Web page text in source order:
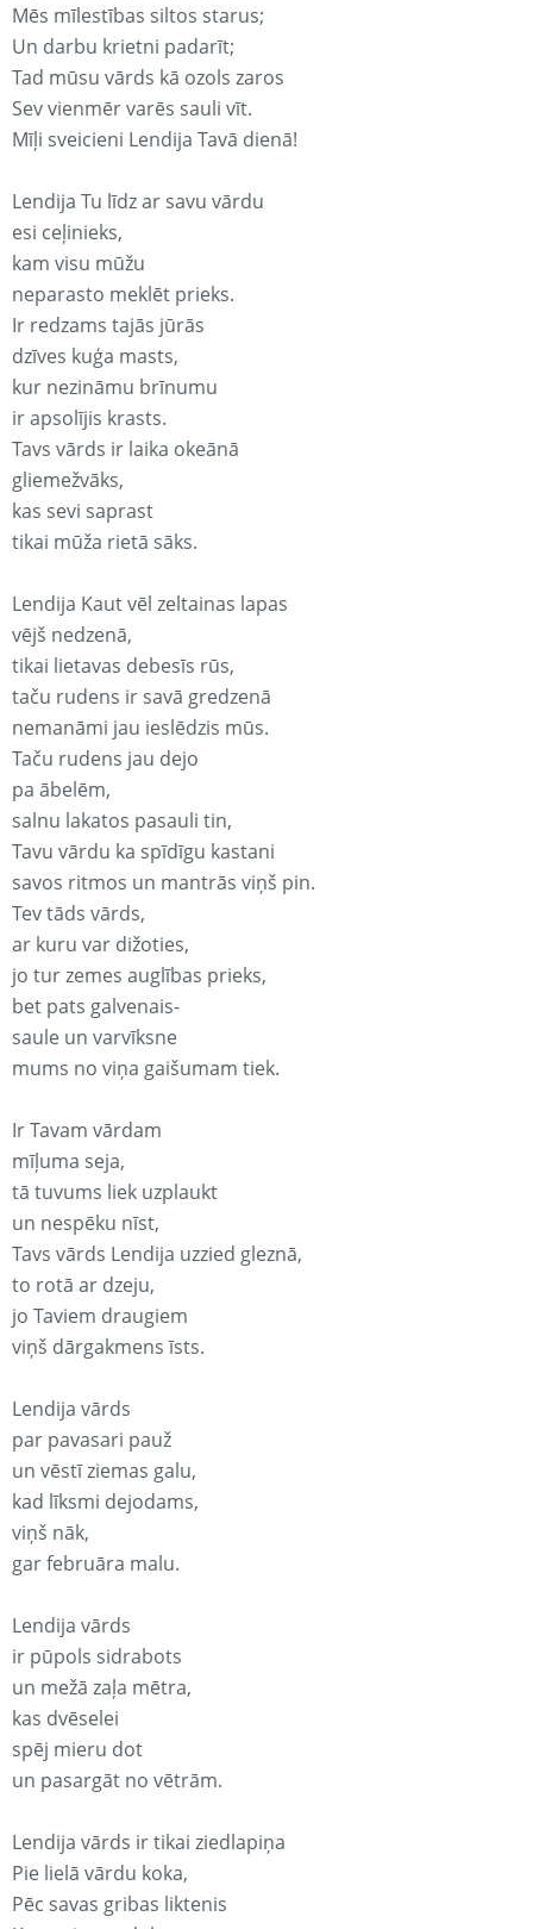
Mēs mīlestības siltos starus;
Un darbu krietni padarīt;
Tad mūsu vārds kā ozols zaros
Sev vienmēr varēs sauli vīt.
Mīļi sveicieni Lendija Tavā dienā!
Lendija Tu līdz ar savu vārdu
esi ceļinieks,
kam visu mūžu
neparasto meklēt prieks.
Ir redzams tajās jūrās
dzīves kuģa masts,
kur nezināmu brīnumu
ir apsolījis krasts.
Tavs vārds ir laika okeānā
gliemežvāks,
kas sevi saprast
tikai mūža rietā sāks.
Lendija Kaut vēl zeltainas lapas
vējš nedzenā,
tikai lietavas debesīs rūs,
taču rudens ir savā gredzenā
nemanāmi jau ieslēdzis mūs.
Taču rudens jau dejo
pa ābelēm,
salnu lakatos pasauli tin,
Tavu vārdu ka spīdīgu kastani
savos ritmos un mantrās viņš pin.
Tev tāds vārds,
ar kuru var dižoties,
jo tur zemes auglības prieks,
bet pats galvenais-
saule un varvīksne
mums no viņa gaišumam tiek.
Ir Tavam vārdam
mīļuma seja,
tā tuvums liek uzplaukt
un nespēku nīst,
Tavs vārds Lendija uzzied gleznā,
to rotā ar dzeju,
jo Taviem draugiem
viņš dārgakmens īsts.
Lendija vārds
par pavasari pauž
un vēstī ziemas galu,
kad līksmi dejodams,
viņš nāk,
gar februāra malu.
Lendija vārds
ir pūpols sidrabots
un mežā zaļa mētra,
kas dvēselei
spēj mieru dot
un pasargāt no vētrām.
Lendija vārds ir tikai ziedlapiņa
Pie lielā vārdu koka,
Pēc savas gribas liktenis